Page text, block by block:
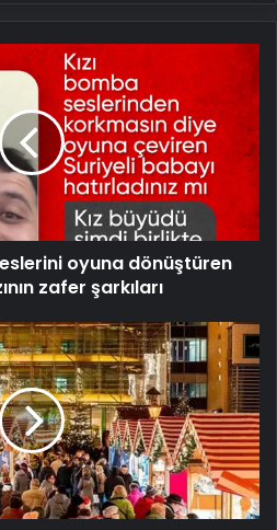
oyuna dönüştüren
zafer şarkıları